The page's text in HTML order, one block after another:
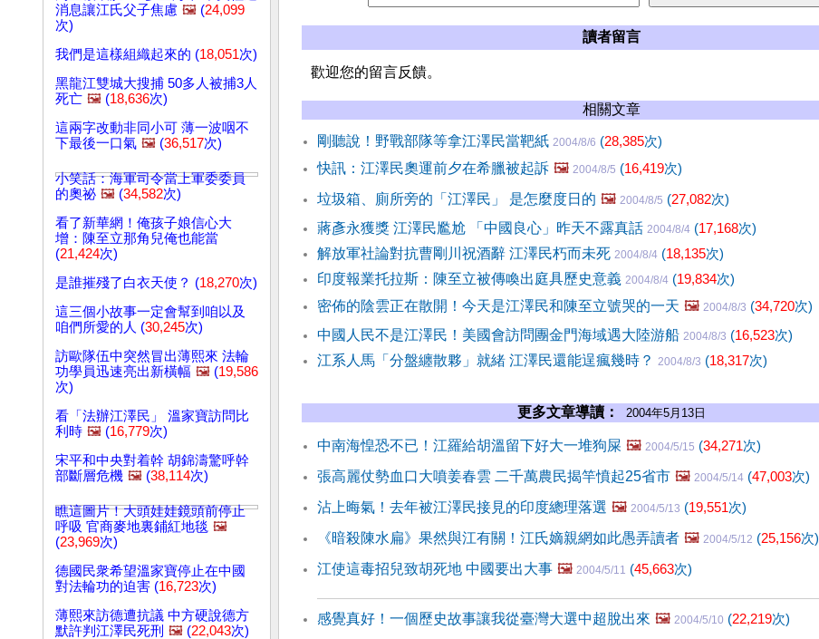
消息讓江氏父子焦慮 🖼️ (24,099
次)
我們是這樣組織起來的 (18,051次)
黑龍江雙城大搜捕 50多人被捕3人
死亡 🖼️ (18,636次)
這兩字改動非同小可 薄一波咽不
下最後一口氣 🖼️ (36,517次)
小笑話：海軍司令當上軍委委員
的奧祕 🖼️ (34,582次)
看了新華網！俺孩子娘信心大
增：陳至立那角兒俺也能當
(21,424次)
是誰摧殘了白衣天使？ (18,270次)
這三個小故事一定會幫到咱以及
咱們所愛的人 (30,245次)
訪歐隊伍中突然冒出薄熙來 法輪
功學員迅速亮出新橫幅 🖼️ (19,586
次)
看「法辦江澤民」 溫家寶訪問比
利時 🖼️ (16,779次)
宋平和中央對着幹 胡錦濤驚呼幹
部斷層危機 🖼️ (38,114次)
瞧這圖片！大頭娃娃鏡頭前停止
呼吸 官商麥地裏鋪紅地毯 🖼️
(23,969次)
德國民衆希望溫家寶停止在中國
對法輪功的迫害 (16,723次)
薄熙來訪德遭抗議 中方硬說德方
默許判江澤民死刑 🖼️ (22,043次)
讀者留言
歡迎您的留言反饋。
相關文章
剛聽說！野戰部隊等拿江澤民當靶紙 2004/8/6 (28,385次)
快訊：江澤民奧運前夕在希臘被起訴 🖼️ 2004/8/5 (16,419次)
垃圾箱、廁所旁的「江澤民」 是怎麼度日的 🖼️ 2004/8/5 (27,082次)
蔣彥永獲獎 江澤民尷尬 「中國良心」昨天不露真話 2004/8/4 (17,168次)
解放軍社論對抗曹剛川祝酒辭 江澤民朽而未死 2004/8/4 (18,135次)
印度報業托拉斯：陳至立被傳喚出庭具歷史意義 2004/8/4 (19,834次)
密佈的陰雲正在散開！今天是江澤民和陳至立號哭的一天 🖼️ 2004/8/3 (34,720次)
中國人民不是江澤民！美國會訪問團金門海域遇大陸游船 2004/8/3 (16,523次)
江系人馬「分盤纏散夥」就緒 江澤民還能逞瘋幾時？ 2004/8/3 (18,317次)
更多文章導讀： 2004年5月13日
中南海惶恐不已！江羅給胡溫留下好大一堆狗屎 🖼️ 2004/5/15 (34,271次)
張高麗仗勢血口大噴姜春雲 二千萬農民揭竿憤起25省市 🖼️ 2004/5/14 (47,003次)
沾上晦氣！去年被江澤民接見的印度總理落選 🖼️ 2004/5/13 (19,551次)
《暗殺陳水扁》果然與江有關！江氏嫡親網如此愚弄讀者 🖼️ 2004/5/12 (25,156次)
江使這毒招兒致胡死地 中國要出大事 🖼️ 2004/5/11 (45,663次)
感覺真好！一個歷史故事讓我從臺灣大選中超脫出來 🖼️ 2004/5/10 (22,219次)